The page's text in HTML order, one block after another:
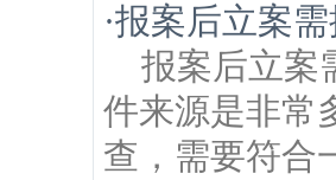
·报案后立案
报案后立案
件来源是非常
查，需要符合